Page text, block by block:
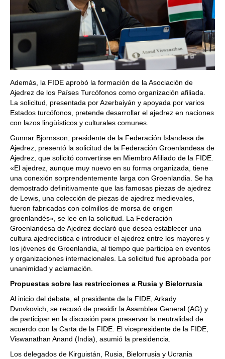
Además, la FIDE aprobó la formación de la Asociación de
Ajedrez de los Países Turcófonos como organización afiliada.
La solicitud, presentada por Azerbaiyán y apoyada por varios
Estados turcófonos, pretende desarrollar el ajedrez en naciones
con lazos lingüísticos y culturales comunes.
Gunnar Bjornsson, presidente de la Federación Islandesa de
Ajedrez, presentó la solicitud de la Federación Groenlandesa de
Ajedrez, que solicitó convertirse en Miembro Afiliado de la FIDE.
«El ajedrez, aunque muy nuevo en su forma organizada, tiene
una conexión sorprendentemente larga con Groenlandia. Se ha
demostrado definitivamente que las famosas piezas de ajedrez
de Lewis, una colección de piezas de ajedrez medievales,
fueron fabricadas con colmillos de morsa de origen
groenlandés», se lee en la solicitud. La Federación
Groenlandesa de Ajedrez declaró que desea establecer una
cultura ajedrecística e introducir el ajedrez entre los mayores y
los jóvenes de Groenlandia, al tiempo que participa en eventos
y organizaciones internacionales. La solicitud fue aprobada por
unanimidad y aclamación.
Propuestas sobre las restricciones a Rusia y Bielorrusia
Al inicio del debate, el presidente de la FIDE, Arkady
Dvovkovich, se recusó de presidir la Asamblea General (AG) y
de participar en la discusión para preservar la neutralidad de
acuerdo con la Carta de la FIDE. El vicepresidente de la FIDE,
Viswanathan Anand (India), asumió la presidencia.
Los delegados de Kirguistán, Rusia, Bielorrusia y Ucrania